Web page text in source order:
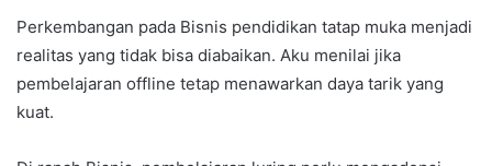
Perkembangan pada Bisnis pendidikan tatap muka menjadi
realitas yang tidak bisa diabaikan. Aku menilai jika
pembelajaran offline tetap menawarkan daya tarik yang
kuat.